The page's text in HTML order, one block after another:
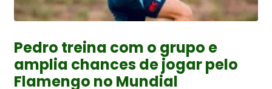
Pedro treina com o grupo e
amplia chances de jogar pelo
Flamengo no Mundial